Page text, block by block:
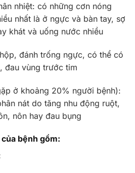
nhiệt: có những cơn nóng
nhất là ở ngực và bàn tay, sợ
khát và uống nước nhiều
đánh trống ngực, có thể có
đau vùng trước tim
ở khoảng 20% người bệnh):
nát do tăng nhu động ruột,
nôn hay đau bụng
bệnh gồm: